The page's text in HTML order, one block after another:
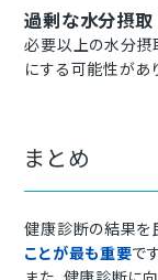
過剰な水分摂取
必要以上の水分摂
にする可能性があ
まとめ
健康診断の結果を
ことが最も重要で